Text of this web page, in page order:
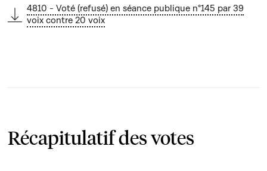
4810 - Voté (refusé) en séance publique n°145 par 39
voix contre 20 voix
Récapitulatif des votes